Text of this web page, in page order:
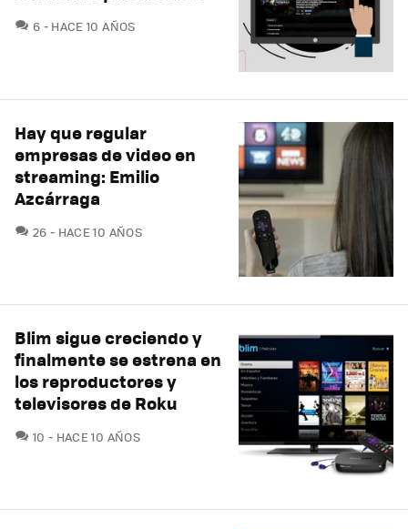
6 COMENTARIOS
HACE 10 AÑOS
Hay que regular
empresas de video en
streaming: Emilio
Azcárraga
26 COMENTARIOS
HACE 10 AÑOS
Blim sigue creciendo y
finalmente se estrena en
los reproductores y
televisores de Roku
10 COMENTARIOS
HACE 10 AÑOS